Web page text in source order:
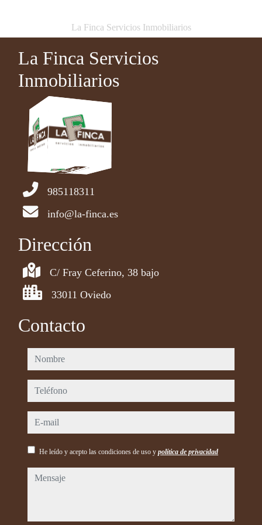
La Finca Servicios Inmobiliarios
La Finca Servicios
Inmobiliarios
985118311
info@la-finca.es
Dirección
C/ Fray Ceferino, 38 bajo
33011 Oviedo
Contacto
nombre
teléfono
e-mail
He leído y acepto las condiciones de uso y política de privacidad
mensaje